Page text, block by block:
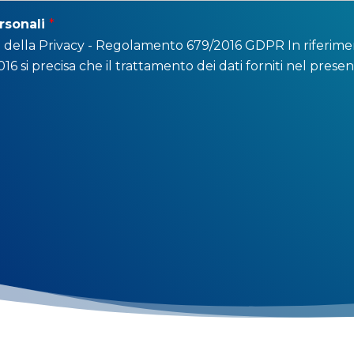
*
Privacy - Regolamento 679/2016 GDPR In
si precisa che il trattamento dei dati forniti nel